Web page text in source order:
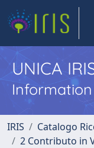
UNICA
IRIS
Catalogo
2 Contributo in